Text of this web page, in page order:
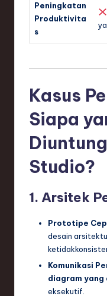
Peningkatan
Produktivita
s
Kasus
Siapa
Studio?
1. Arsitek
Prototipe
desain
Komunikasi
diagram
eksekutif.